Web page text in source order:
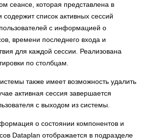
сеансе, которая представлена в
список активных сессий
с информацией о
времени последнего входа и
для каждой сессии. Реализована
по столбцам.
также имеет возможность удалить
активная сессия завершается
с выходом из системы.
о состоянии компонентов и
Dataplan отображается в подразделе